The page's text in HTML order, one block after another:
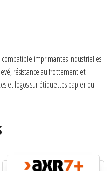
imprimantes industrielles.
résistance au frottement et
et logos sur étiquettes papier ou